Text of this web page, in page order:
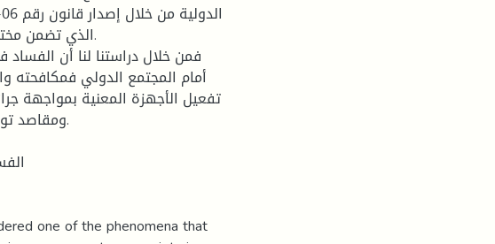
الذي تضمن
فمن خلال دراستنا لنا أن
أمام المجتمع الدولي فمكافحته
تفعيل الأجهزة المعنية بمواجهة
ومقاصد
one of the phenomena that